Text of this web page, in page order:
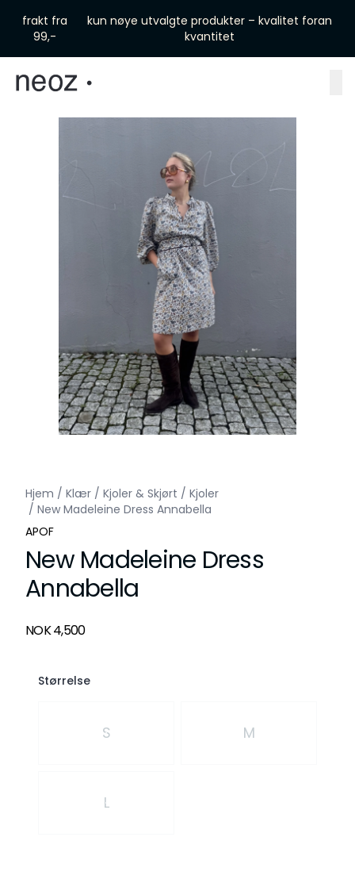
frakt fra
99,-
kun nøye utvalgte produkter – kvalitet foran
kvantitet
Hjem / Klær / Kjoler & Skjørt / Kjoler
/ New Madeleine Dress Annabella
APOF
New Madeleine Dress
Annabella
Produktdetaljer
NOK 4,500
Størrelse
S M
L